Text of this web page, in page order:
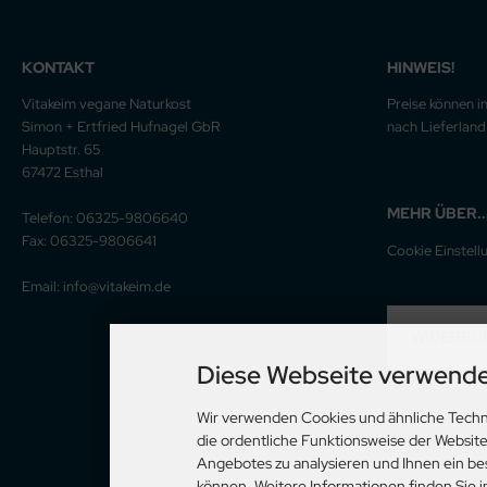
KONTAKT
Vitakeim vegane Naturkost
Simon + Ertfried Hufnagel GbR
Hauptstr. 65
67472 Esthal
Telefon: 06325-9806640
Fax: 06325-9806641
Email: info@vitakeim.de
HINWEIS!
Preise können
nach
MEHR
Cookie
Diese Webseite
Wir verwenden Cookies und ähnliche
die ordentliche Funktionsweise der
Angebotes zu analysieren und Ihnen ein